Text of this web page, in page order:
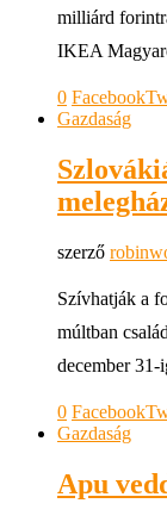
milliárd
IKEA
0 Facebook
Gazdaság
szerző
Szívhatják a
múltban
december
0 Facebook
Gazdaság
Apu